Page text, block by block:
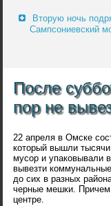
Вторую ночь
Сампсониевский
После
пор не
22 апреля в Омске
который вышли
мусор и упаковывали
вывезти
до сих в разных
черные мешки. Причем
центре.